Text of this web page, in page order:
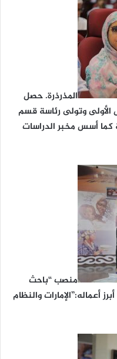
المذرذرة. حصل
الأولى وتولى رئاسة قسم
كما أسس مخبر الدراسات
منصب “باحث
أعماله:”الإمارات والنظام